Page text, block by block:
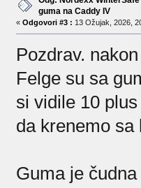
guma na Caddy IV
« Odgovori #3 : 13 Ožujak, 2026,
Pozdrav.
Felge su sa
si vidile 10
da krenemo
Guma je